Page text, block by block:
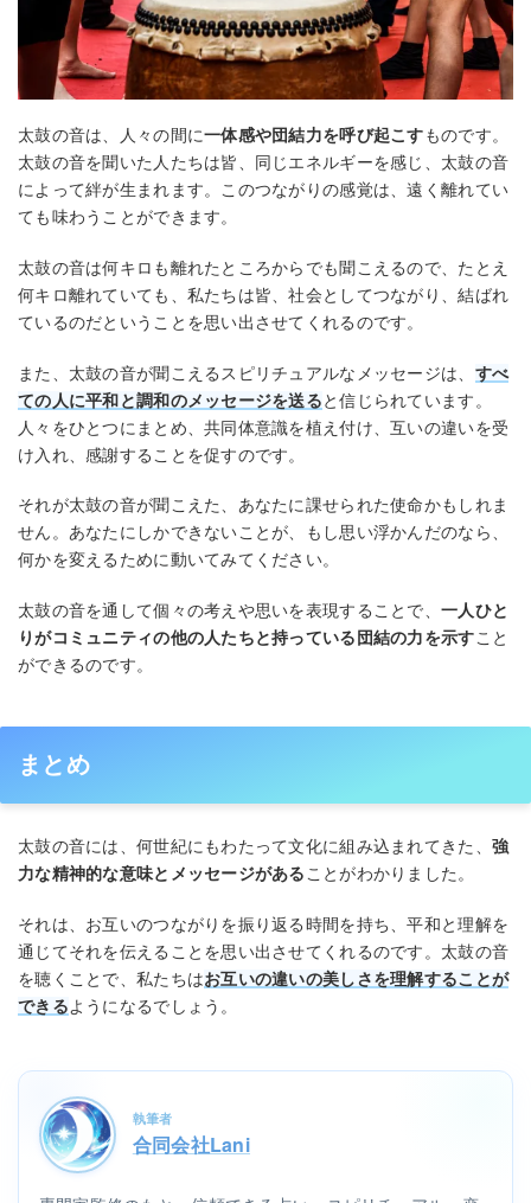
太鼓の音は、人々の間に一体感や団結力を呼び起こすものです。
太鼓の音を聞いた人たちは皆、同じエネルギーを感じ、太鼓の音
によって絆が生まれます。このつながりの感覚は、遠く離れてい
ても味わうことができます。
太鼓の音は何キロも離れたところからでも聞こえるので、たとえ
何キロ離れていても、私たちは皆、社会としてつながり、結ばれ
ているのだということを思い出させてくれるのです。
また、太鼓の音が聞こえるスピリチュアルなメッセージは、 すべ
ての人に平和と調和のメッセージを送ると信じられています。
人々をひとつにまとめ、共同体意識を植え付け、互いの違いを受
け入れ、感謝することを促すのです。
それが太鼓の音が聞こえた、あなたに課せられた使命かもしれま
せん。あなたにしかできないことが、もし思い浮かんだのなら、
何かを変えるために動いてみてください。
太鼓の音を通して個々の考えや思いを表現することで、 一人ひと
りがコミュニティの他の人たちと持っている団結の力を示すこと
ができるのです。
まとめ
太鼓の音には、何世紀にもわたって文化に組み込まれてきた、 強
力な精神的な意味とメッセージがある ことがわかりました。
それは、お互いのつながりを振り返る時間を持ち、平和と理解を
通じてそれを伝えることを思い出させてくれるのです。太鼓の音
を聴くことで、私たちはお互いの違いの美しさを理解することが
できるようになるでしょう。
執筆者
合同会社Lani